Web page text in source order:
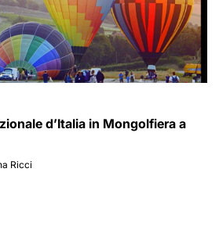
d’Italia in Mongolfiera a
Ricci